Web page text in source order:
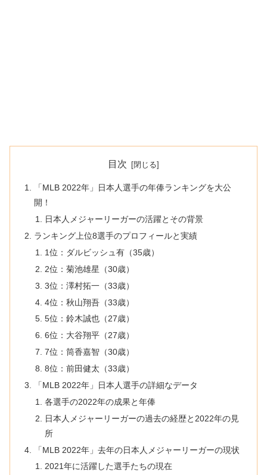
目次
「MLB 2022年」日本人選手の年俸ランキングを大公
開！
日本人メジャーリーガーの活躍とその背景
ランキング上位8選手のプロフィールと実績
1位：ダルビッシュ有（35歳）
2位：菊池雄星（30歳）
3位：澤村拓一（33歳）
4位：秋山翔吾（33歳）
5位：鈴木誠也（27歳）
6位：大谷翔平（27歳）
7位：筒香嘉智（30歳）
8位：前田健太（33歳）
「MLB 2022年」日本人選手の詳細なデータ
各選手の2022年の成果と年俸
日本人メジャーリーガーの過去の経歴と2022年の見
所
「MLB 2022年」去年の日本人メジャーリーガーの現状
2021年に活躍した選手たちの現在